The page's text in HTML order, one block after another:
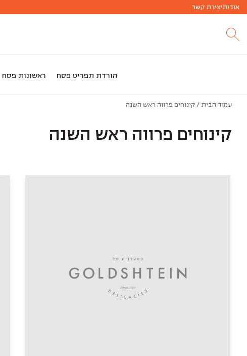
חג שמחאודותיצירת קשר
הורדת תפריט פסח ראשונות פסח
עמוד הבית / קינוחים פרווה ראש השנה
קינוחים פרווה ראש השנה